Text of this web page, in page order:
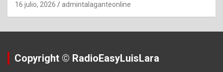
16 julio, 2026 admintalaganteonline
Copyright © RadioEasyLuisLara